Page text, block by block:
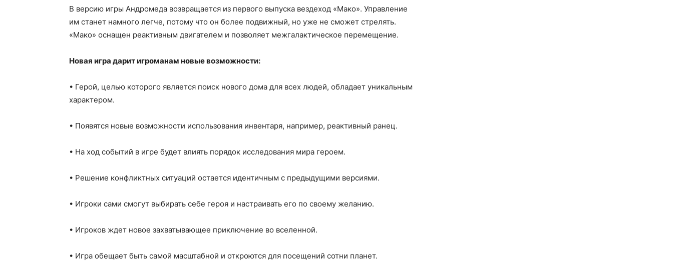
В версию игры Андромеда возвращается из первого выпуска вездеход «Мако». Управление
им станет намного легче, потому что он более подвижный, но уже не сможет стрелять.
«Мако» оснащен реактивным двигателем и позволяет межгалактическое перемещение.
Новая игра дарит игроманам новые возможности:
• Герой, целью которого является поиск нового дома для всех людей, обладает уникальным
характером.
• Появятся новые возможности использования инвентаря, например, реактивный ранец.
• На ход событий в игре будет влиять порядок исследования мира героем.
• Решение конфликтных ситуаций остается идентичным с предыдущими версиями.
• Игроки сами смогут выбирать себе героя и настраивать его по своему желанию.
• Игроков ждет новое захватывающее приключение во вселенной.
• Игра обещает быть самой масштабной и откроются для посещений сотни планет.